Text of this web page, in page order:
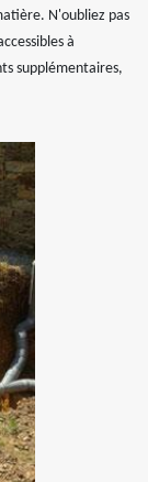
N'oubliez pas
à
supplémentaires,